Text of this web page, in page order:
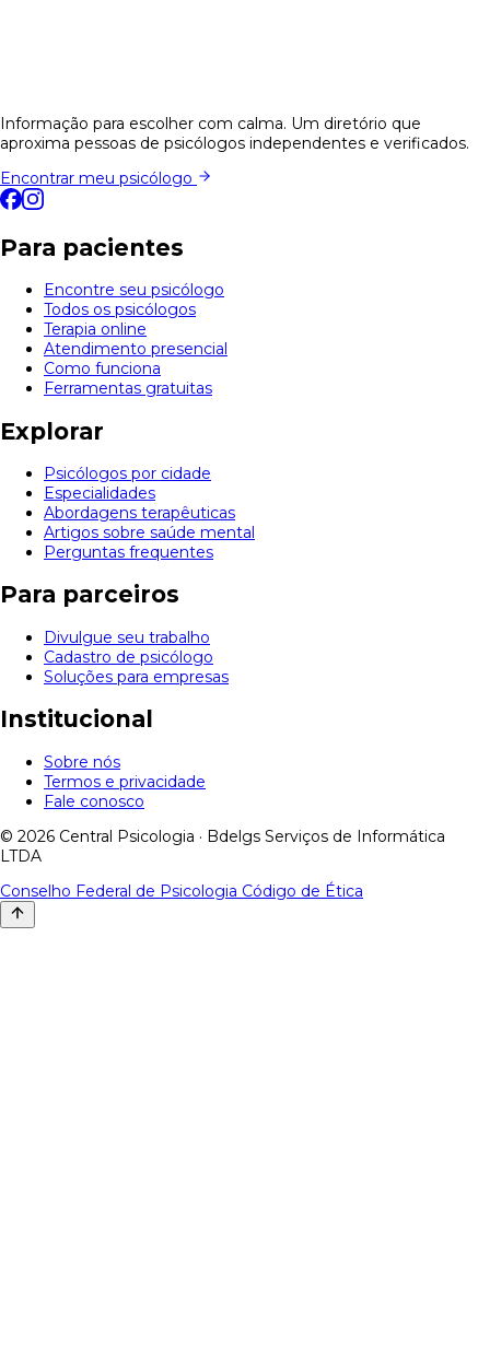
Informação para escolher com calma. Um diretório que
aproxima pessoas de psicólogos independentes e verificados.
Encontrar meu psicólogo
Para pacientes
Encontre seu psicólogo
Todos os psicólogos
Terapia online
Atendimento presencial
Como funciona
Ferramentas gratuitas
Explorar
Psicólogos por cidade
Especialidades
Abordagens terapêuticas
Artigos sobre saúde mental
Perguntas frequentes
Para parceiros
Divulgue seu trabalho
Cadastro de psicólogo
Soluções para empresas
Institucional
Sobre nós
Termos e privacidade
Fale conosco
© 2026 Central Psicologia · Bdelgs Serviços de Informática
LTDA
Conselho Federal de Psicologia Código de Ética